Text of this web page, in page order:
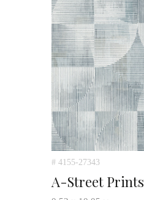
# 4155-27343
A-Street Prints